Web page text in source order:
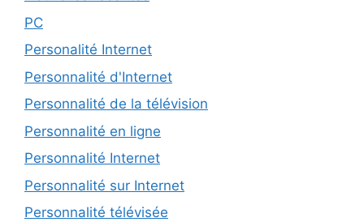
PC
Personalité Internet
Personnalité d'Internet
Personnalité de la télévision
Personnalité en ligne
Personnalité Internet
Personnalité sur Internet
Personnalité télévisée